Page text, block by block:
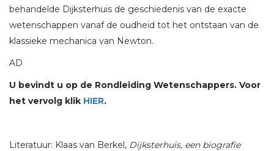
behandelde Dijksterhuis de geschiedenis van de exacte
wetenschappen vanaf de oudheid tot het ontstaan van de
klassieke mechanica van Newton.
AD
U bevindt u op de Rondleiding Wetenschappers. Voor
het vervolg klik HIER.
Literatuur: Klaas van Berkel, Dijksterhuis, een biografie